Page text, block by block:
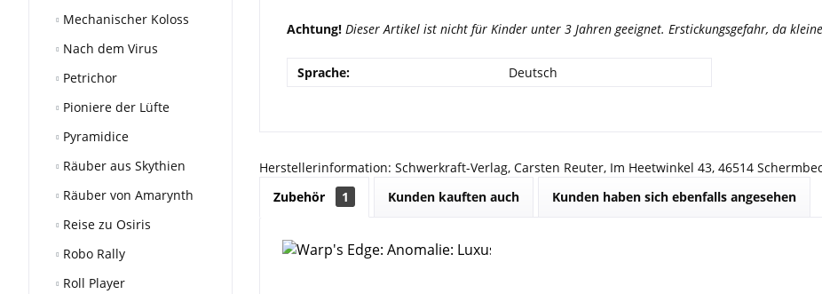
Mechanischer Koloss
Nach dem Virus
Petrichor
Pioniere der Lüfte
Pyramidice
Räuber aus Skythien
Räuber von Amarynth
Reise zu Osiris
Robo Rally
Roll Player
Achtung! Dieser Artikel ist nicht für Kinder unter 3 Jahren geeignet. Erstickungsgefahr, da
Sprache: Deutsch
Herstellerinformation: Schwerkraft-Verlag, Carsten Reuter, Im Heetwinkel 43, 46514
Zubehör
1 Kunden kauften auch Kunden haben sich ebenfalls angesehen